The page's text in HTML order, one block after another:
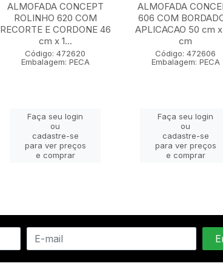
ALMOFADA CONCEPT
ROLINHO 620 COM
RECORTE E CORDONE 46
cm x 1...
Código: 472620
Embalagem: PECA
Faça seu login
ou
cadastre-se
para ver preços
e comprar
ALMOFADA
606 COM
APLICACAO 50 cm
cm
Código: 472606
Embalagem: PECA
Faça seu login
ou
cadastre-se
para ver preços
e comprar